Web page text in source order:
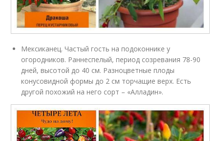
Мексиканец. Частый гость на подоконнике у
огородников. Раннеспелый, период созревания 78-90
дней, высотой до 40 см. Разноцветные плоды
конусовидной формы до 2 см торчащие верх. Есть
другой похожий на него сорт – «Алладин».